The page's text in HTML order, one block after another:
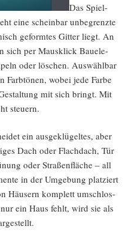
Das Spiel­
eine schein­bar unbe­grenz­te
geform­tes Git­ter liegt. An
sich per Maus­klick Bau­ele­
oder löschen. Aus­wähl­bar
Farb­tö­nen, wobei jede Far­be
mit sich bringt. Mit
steuern.
ein aus­ge­klü­gel­tes, aber
Dach oder Flach­dach, Tür
oder Stra­ßen­flä­che – all
in der Umge­bung plat­ziert
Häu­sern kom­plett umschlos­
ein Haus fehlt, wird sie als